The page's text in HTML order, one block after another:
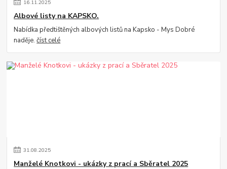
16.11.2025
Albové listy na KAPSKO.
Nabídka předtištěných albových listů na Kapsko - Mys Dobré
naděje.číst celé
31.08.2025
Manželé Knotkovi - ukázky z prací a Sběratel 2025